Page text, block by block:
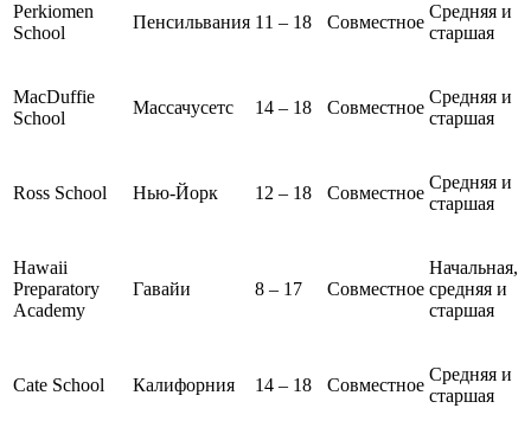
Perkiomen
School
Пенсильвания 11 – 18 Совместное
Средняя и
старшая
MacDuffie
School
Массачусетс 14 – 18 Совместное
Средняя и
старшая
Ross School Нью-Йорк 12 – 18 Совместное
Средняя и
старшая
Hawaii
Preparatory
Academy
Гавайи 8 – 17 Совместное
Начальная,
средняя и
старшая
Cate School Калифорния 14 – 18 Совместное
Средняя и
старшая